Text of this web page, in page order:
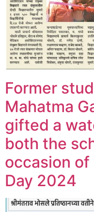
Former
Mahatma
gifted a
both the
occasion
Day 2024